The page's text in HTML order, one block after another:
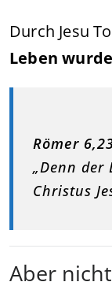
Durch Jesu
Leben
Römer
„Denn der
Christus
Aber